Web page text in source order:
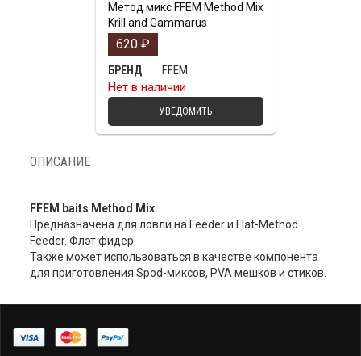
Метод микс FFEM Method Mix
Krill and Gammarus
620 ₽
БРЕНД
FFEM
Нет в наличии
УВЕДОМИТЬ
ОПИСАНИЕ
FFEM baits Method Mix
Предназначена для ловли на Feeder и Flat-Method
Feeder. Флэт фидер.
Также может использоваться в качестве компонента
для приготовления Spod-миксов, PVA мешков и стиков.